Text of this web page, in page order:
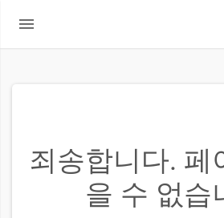
죄송합니다. 페
을 수 없습